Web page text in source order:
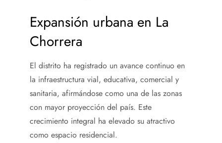
Expansión urbana en La
Chorrera
El distrito ha registrado un avance continuo en
la infraestructura vial, educativa, comercial y
sanitaria, afirmándose como una de las zonas
con mayor proyección del país. Este
crecimiento integral ha elevado su atractivo
como espacio residencial.